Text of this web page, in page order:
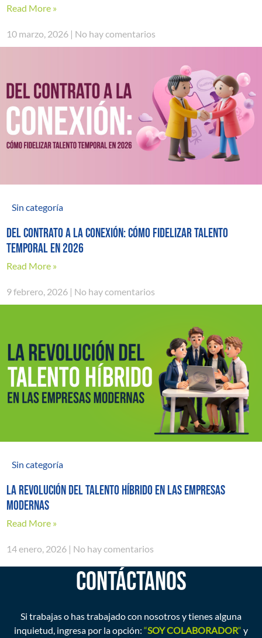
Read More »
10 marzo, 2026 No hay comentarios
Sin categoría
Del contrato a la conexión: cómo fidelizar talento
temporal en 2026
Read More »
9 febrero, 2026 No hay comentarios
Sin categoría
La revolución del talento híbrido en las empresas
modernas
Read More »
14 enero, 2026 No hay comentarios
CONTÁCTANOS
Si trabajas o has trabajado con nosotros y tienes alguna
inquietud, ingresa por la opción: “SOY COLABORADOR“ y